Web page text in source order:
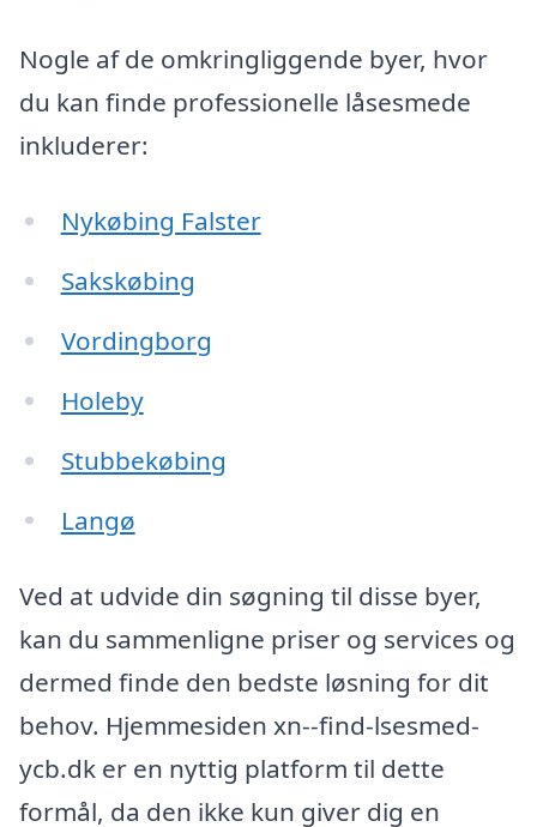
Nogle af de omkringliggende byer, hvor
du kan finde professionelle låsesmede
inkluderer:
Nykøbing Falster
Sakskøbing
Vordingborg
Holeby
Stubbekøbing
Langø
Ved at udvide din søgning til disse byer,
kan du sammenligne priser og services og
dermed finde den bedste løsning for dit
behov. Hjemmesiden xn--find-lsesmed-
ycb.dk er en nyttig platform til dette
formål, da den ikke kun giver dig en